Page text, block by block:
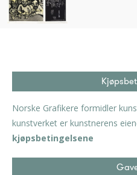
Norske Grafikere formidler
kunstverket er kunstnerens
kjøpsbetingelsene